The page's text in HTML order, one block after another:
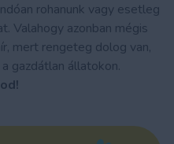
rohanunk vagy esetleg
Valahogy azonban mégis
mert rengeteg dolog van,
gazdátlan állatokon.